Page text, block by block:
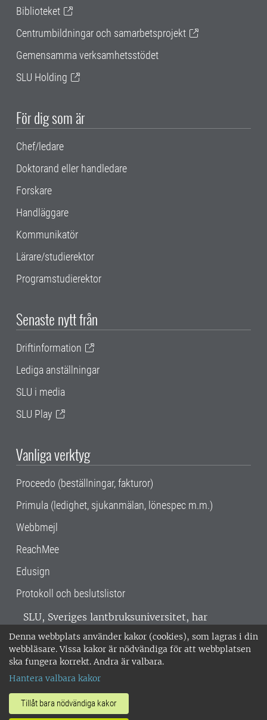
Denna webbplats använder kakor (cookies), som lagras i din
webbläsare. Vissa kakor är nödvändiga för att webbplatsen
ska fungera korrekt. Andra är valbara.
Hantera valbara kakor
Tillåt bara nödvändiga kakor
Biblioteket
Centrumbildningar och samarbetsprojekt
Gemensamma verksamhetsstödet
SLU Holding
För dig som är
Chef/ledare
Doktorand eller handledare
Forskare
Handläggare
Kommunikatör
Lärare/studierektor
Programstudierektor
Senaste nytt från
Driftinformation
Lediga anställningar
SLU i media
SLU Play
Vanliga verktyg
Proceedo (beställningar, fakturor)
Primula (ledighet, sjukanmälan, lönespec m.m.)
Webbmejl
ReachMee
Edusign
Protokoll och beslutslistor
SLU, Sveriges lantbruksuniversitet, har
verksamhet över hela Sverige. Huvudorter är
Alnarp, Uppsala och Umeå.SLU är
miljöcertifierat enligt ISO 14001. •
018-67 10 00 • Org nr: 202100-2817 •
Om SLU:s webbplatser
•Hantera kakor•Behandling av